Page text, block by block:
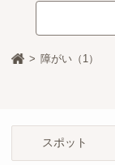
障がい（1）
スポット